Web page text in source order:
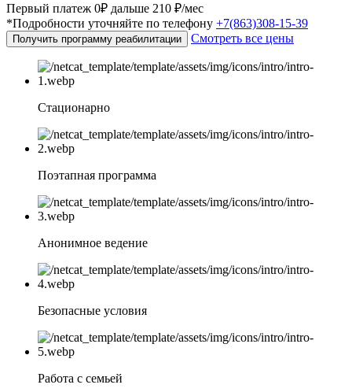
Первый платеж 0₽ дальше 210 ₽/мес
*Подробности уточняйте по телефону +7(863)308-15-39
Получить программу реабилитации Смотреть все цены
Стационарно
Поэтапная программа
Анонимное ведение
Безопасные условия
Работа с семьей